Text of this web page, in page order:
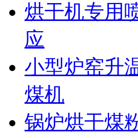
烘干机专用
应
小型炉窑升
煤机
锅炉烘干煤